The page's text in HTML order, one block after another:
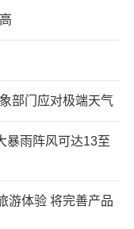
部门应对极端天气
暴雨阵风可达13至
游体验 将完善产品